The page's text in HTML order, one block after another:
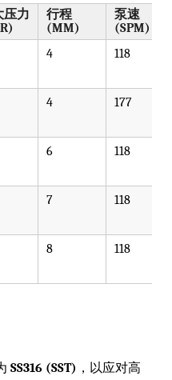
压力
行程
(MM)
泵速
(SPM)
4 118
4 177
6 118
7 118
8 118
SS316 (SST) ，以应对高